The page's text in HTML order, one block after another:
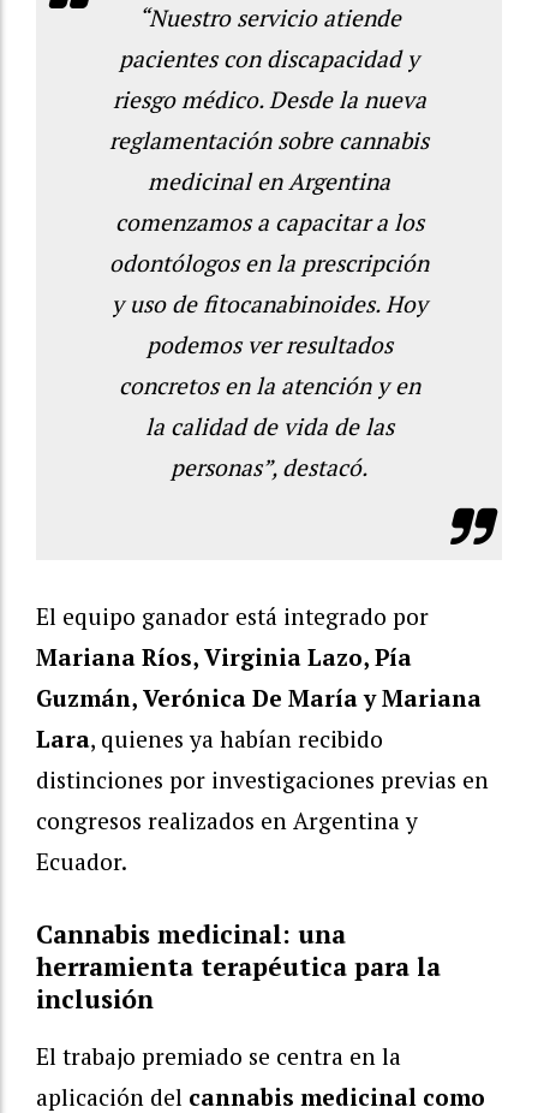
“Nuestro servicio atiende
pacientes con discapacidad y
riesgo médico. Desde la nueva
reglamentación sobre cannabis
medicinal en Argentina
comenzamos a capacitar a los
odontólogos en la prescripción
y uso de fitocanabinoides. Hoy
podemos ver resultados
concretos en la atención y en
la calidad de vida de las
personas”, destacó.
El equipo ganador está integrado por
Mariana Ríos, Virginia Lazo, Pía
Guzmán, Verónica De María y Mariana
Lara, quienes ya habían recibido
distinciones por investigaciones previas en
congresos realizados en Argentina y
Ecuador.
Cannabis medicinal: una
herramienta terapéutica para la
inclusión
El trabajo premiado se centra en la
aplicación del cannabis medicinal como